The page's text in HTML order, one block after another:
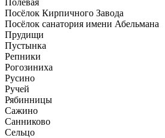
Полевая
Посёлок Кирпичного Завода
Посёлок санатория имени Абельмана
Прудищи
Пустынка
Репники
Рогозиниха
Русино
Ручей
Рябинницы
Сажино
Санниково
Сельцо